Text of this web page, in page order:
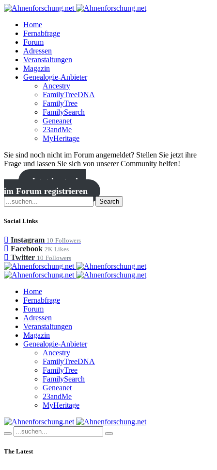
Home
Fernabfrage
Forum
Adressen
Veranstaltungen
Magazin
Genealogie-Anbieter
Ancestry
FamilyTreeDNA
FamilyTree
FamilySearch
Geneanet
23andMe
MyHeritage
Sie sind noch nicht im Forum angemeldet? Stellen Sie jetzt ihre
Frage und lassen Sie sich von unserer Community helfen!
Jetzt kostenlos
im Forum registrieren
Search
Social Links
Instagram 10 Followers
Facebook 2K Likes
Twitter 10 Followers
Home
Fernabfrage
Forum
Adressen
Veranstaltungen
Magazin
Genealogie-Anbieter
Ancestry
FamilyTreeDNA
FamilyTree
FamilySearch
Geneanet
23andMe
MyHeritage
The Latest